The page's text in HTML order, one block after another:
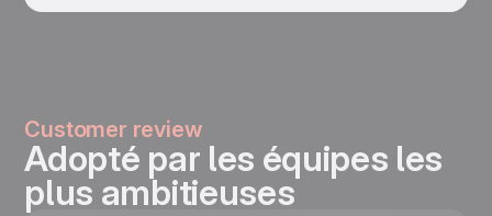
Customer review
Adopté par les équipes les
plus ambitieuses